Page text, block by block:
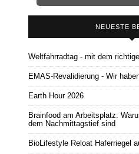
NEUESTE
Weltfahrradtag - mit dem
EMAS-Revalidierung - Wir
Earth Hour 2026
Brainfood am Arbeitsplatz:
dem Nachmittagstief sind
BioLifestyle Reloat Haferriegel